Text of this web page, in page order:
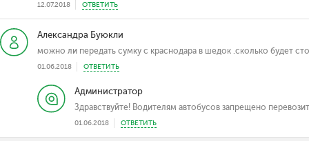
12.07.2018 ОТВЕТИТЬ
Александра Буюкли
можно ли передать сумку с краснодара в шедок .сколько будет
01.06.2018 ОТВЕТИТЬ
Администратор
Здравствуйте! Водителям автобусов запрещено
01.06.2018 ОТВЕТИТЬ